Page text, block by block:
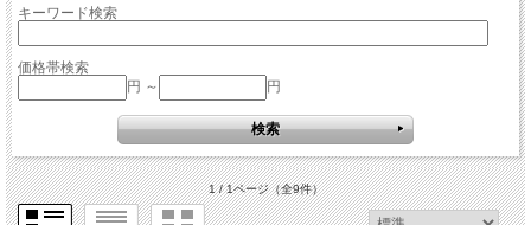
キーワード検索
価格帯検索
円 ～
円
1 / 1ページ（全9件）